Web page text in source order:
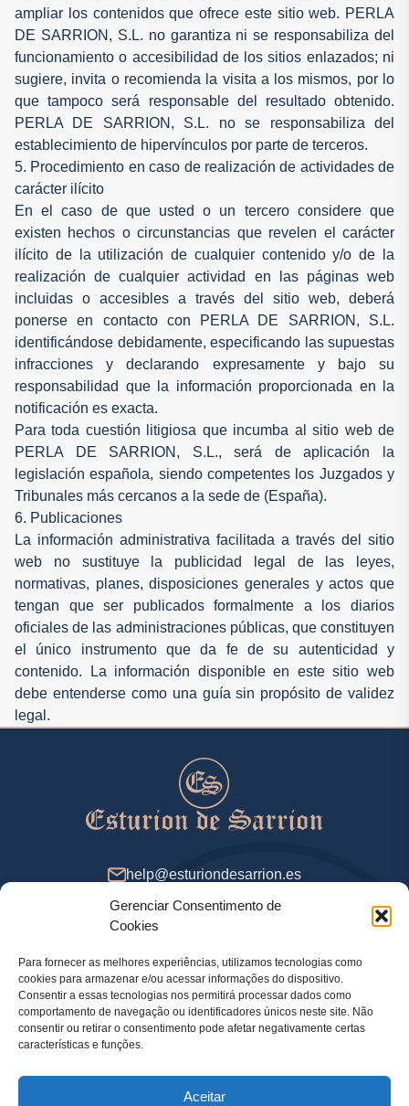
Gerenciar Consentimento de
Cookies
Para fornecer as melhores experiências, utilizamos tecnologias como
cookies para armazenar e/ou acessar informações do dispositivo.
Consentir a essas tecnologias nos permitirá processar dados como
comportamento de navegação ou identificadores únicos neste site. Não
consentir ou retirar o consentimento pode afetar negativamente certas
características e funções.
Aceitar
ampliar los contenidos que ofrece este sitio web. PERLA
DE SARRION, S.L. no garantiza ni se responsabiliza del
funcionamiento o accesibilidad de los sitios enlazados; ni
sugiere, invita o recomienda la visita a los mismos, por lo
que tampoco será responsable del resultado obtenido.
PERLA DE SARRION, S.L. no se responsabiliza del
establecimiento de hipervínculos por parte de terceros.
5. Procedimiento en caso de realización de actividades de
carácter ilícito
En el caso de que usted o un tercero considere que
existen hechos o circunstancias que revelen el carácter
ilícito de la utilización de cualquier contenido y/o de la
realización de cualquier actividad en las páginas web
incluidas o accesibles a través del sitio web, deberá
ponerse en contacto con PERLA DE SARRION, S.L.
identificándose debidamente, especificando las supuestas
infracciones y declarando expresamente y bajo su
responsabilidad que la información proporcionada en la
notificación es exacta.
Para toda cuestión litigiosa que incumba al sitio web de
PERLA DE SARRION, S.L., será de aplicación la
legislación española, siendo competentes los Juzgados y
Tribunales más cercanos a la sede de (España).
6. Publicaciones
La información administrativa facilitada a través del sitio
web no sustituye la publicidad legal de las leyes,
normativas, planes, disposiciones generales y actos que
tengan que ser publicados formalmente a los diarios
oficiales de las administraciones públicas, que constituyen
el único instrumento que da fe de su autenticidad y
contenido. La información disponible en este sitio web
debe entenderse como una guía sin propósito de validez
legal.
help@esturiondesarrion.es
Das 9 às 18 (GMT+2) nos dias úteis
Métodos de Pagamento
Informação legal